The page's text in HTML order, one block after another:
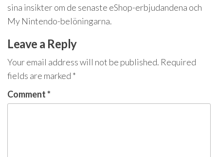
sina insikter om de senaste eShop-erbjudandena och
My Nintendo-belöningarna.
Leave a Reply
Your email address will not be published. Required
fields are marked *
Comment*